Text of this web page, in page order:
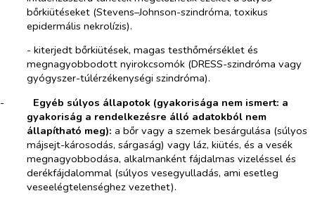
bőrkiütéseket (Stevens–Johnson-szindróma, toxikus
epidermális nekrolízis).
- kiterjedt bőrkiütések, magas testhőmérséklet és
megnagyobbodott nyirokcsomók (DRESS-szindróma vagy
gyógyszer-túlérzékenységi szindróma).
-​
Egyéb súlyos állapotok (gyakorisága nem ismert: a
gyakoriság a rendelkezésre álló adatokból nem
állapítható meg): a bőr vagy a szemek besárgulása (súlyos
májsejt-károsodás, sárgaság) vagy láz, kiütés, és a vesék
megnagyobbodása, alkalmanként fájdalmas vizeléssel és
derékfájdalommal (súlyos vesegyulladás, ami esetleg
veseelégtelenséghez vezethet).